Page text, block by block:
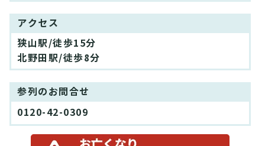
アクセス
狭山駅/徒歩15分
北野田駅/徒歩8分
参列のお問合せ
0120-42-0309